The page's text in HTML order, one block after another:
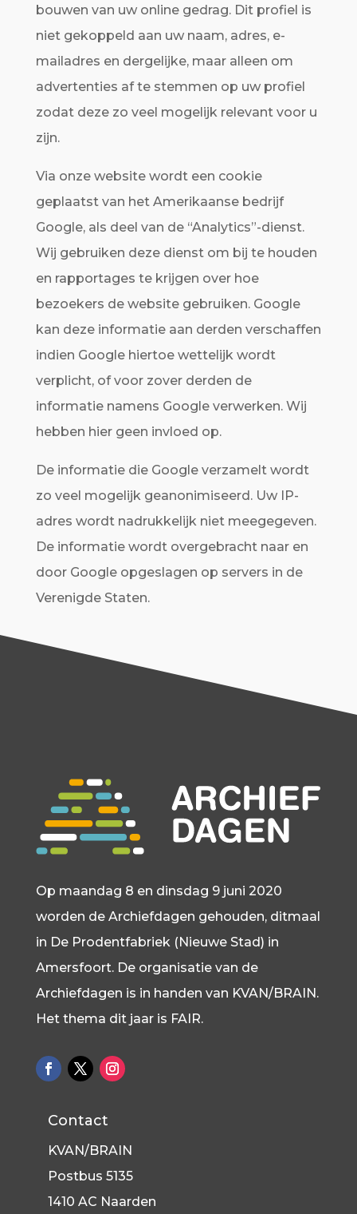
bouwen van uw online gedrag. Dit profiel is
niet gekoppeld aan uw naam, adres, e-
mailadres en dergelijke, maar alleen om
advertenties af te stemmen op uw profiel
zodat deze zo veel mogelijk relevant voor u
zijn.
Via onze website wordt een cookie
geplaatst van het Amerikaanse bedrijf
Google, als deel van de “Analytics”-dienst.
Wij gebruiken deze dienst om bij te houden
en rapportages te krijgen over hoe
bezoekers de website gebruiken. Google
kan deze informatie aan derden verschaffen
indien Google hiertoe wettelijk wordt
verplicht, of voor zover derden de
informatie namens Google verwerken. Wij
hebben hier geen invloed op.
De informatie die Google verzamelt wordt
zo veel mogelijk geanonimiseerd. Uw IP-
adres wordt nadrukkelijk niet meegegeven.
De informatie wordt overgebracht naar en
door Google opgeslagen op servers in de
Verenigde Staten.
Op maandag 8 en dinsdag 9 juni 2020
worden de Archiefdagen gehouden, ditmaal
in De Prodentfabriek (Nieuwe Stad) in
Amersfoort. De organisatie van de
Archiefdagen is in handen van KVAN/BRAIN.
Het thema dit jaar is FAIR.
Contact
KVAN/BRAIN
Postbus 5135
1410 AC Naarden